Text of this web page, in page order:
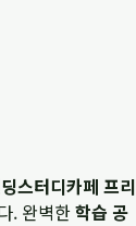
스터디카페 프리
. 완벽한학습 공